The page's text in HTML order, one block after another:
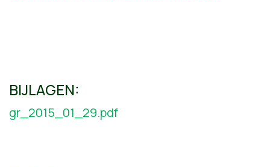
BIJLAGEN:
gr_2015_01_29.pdf